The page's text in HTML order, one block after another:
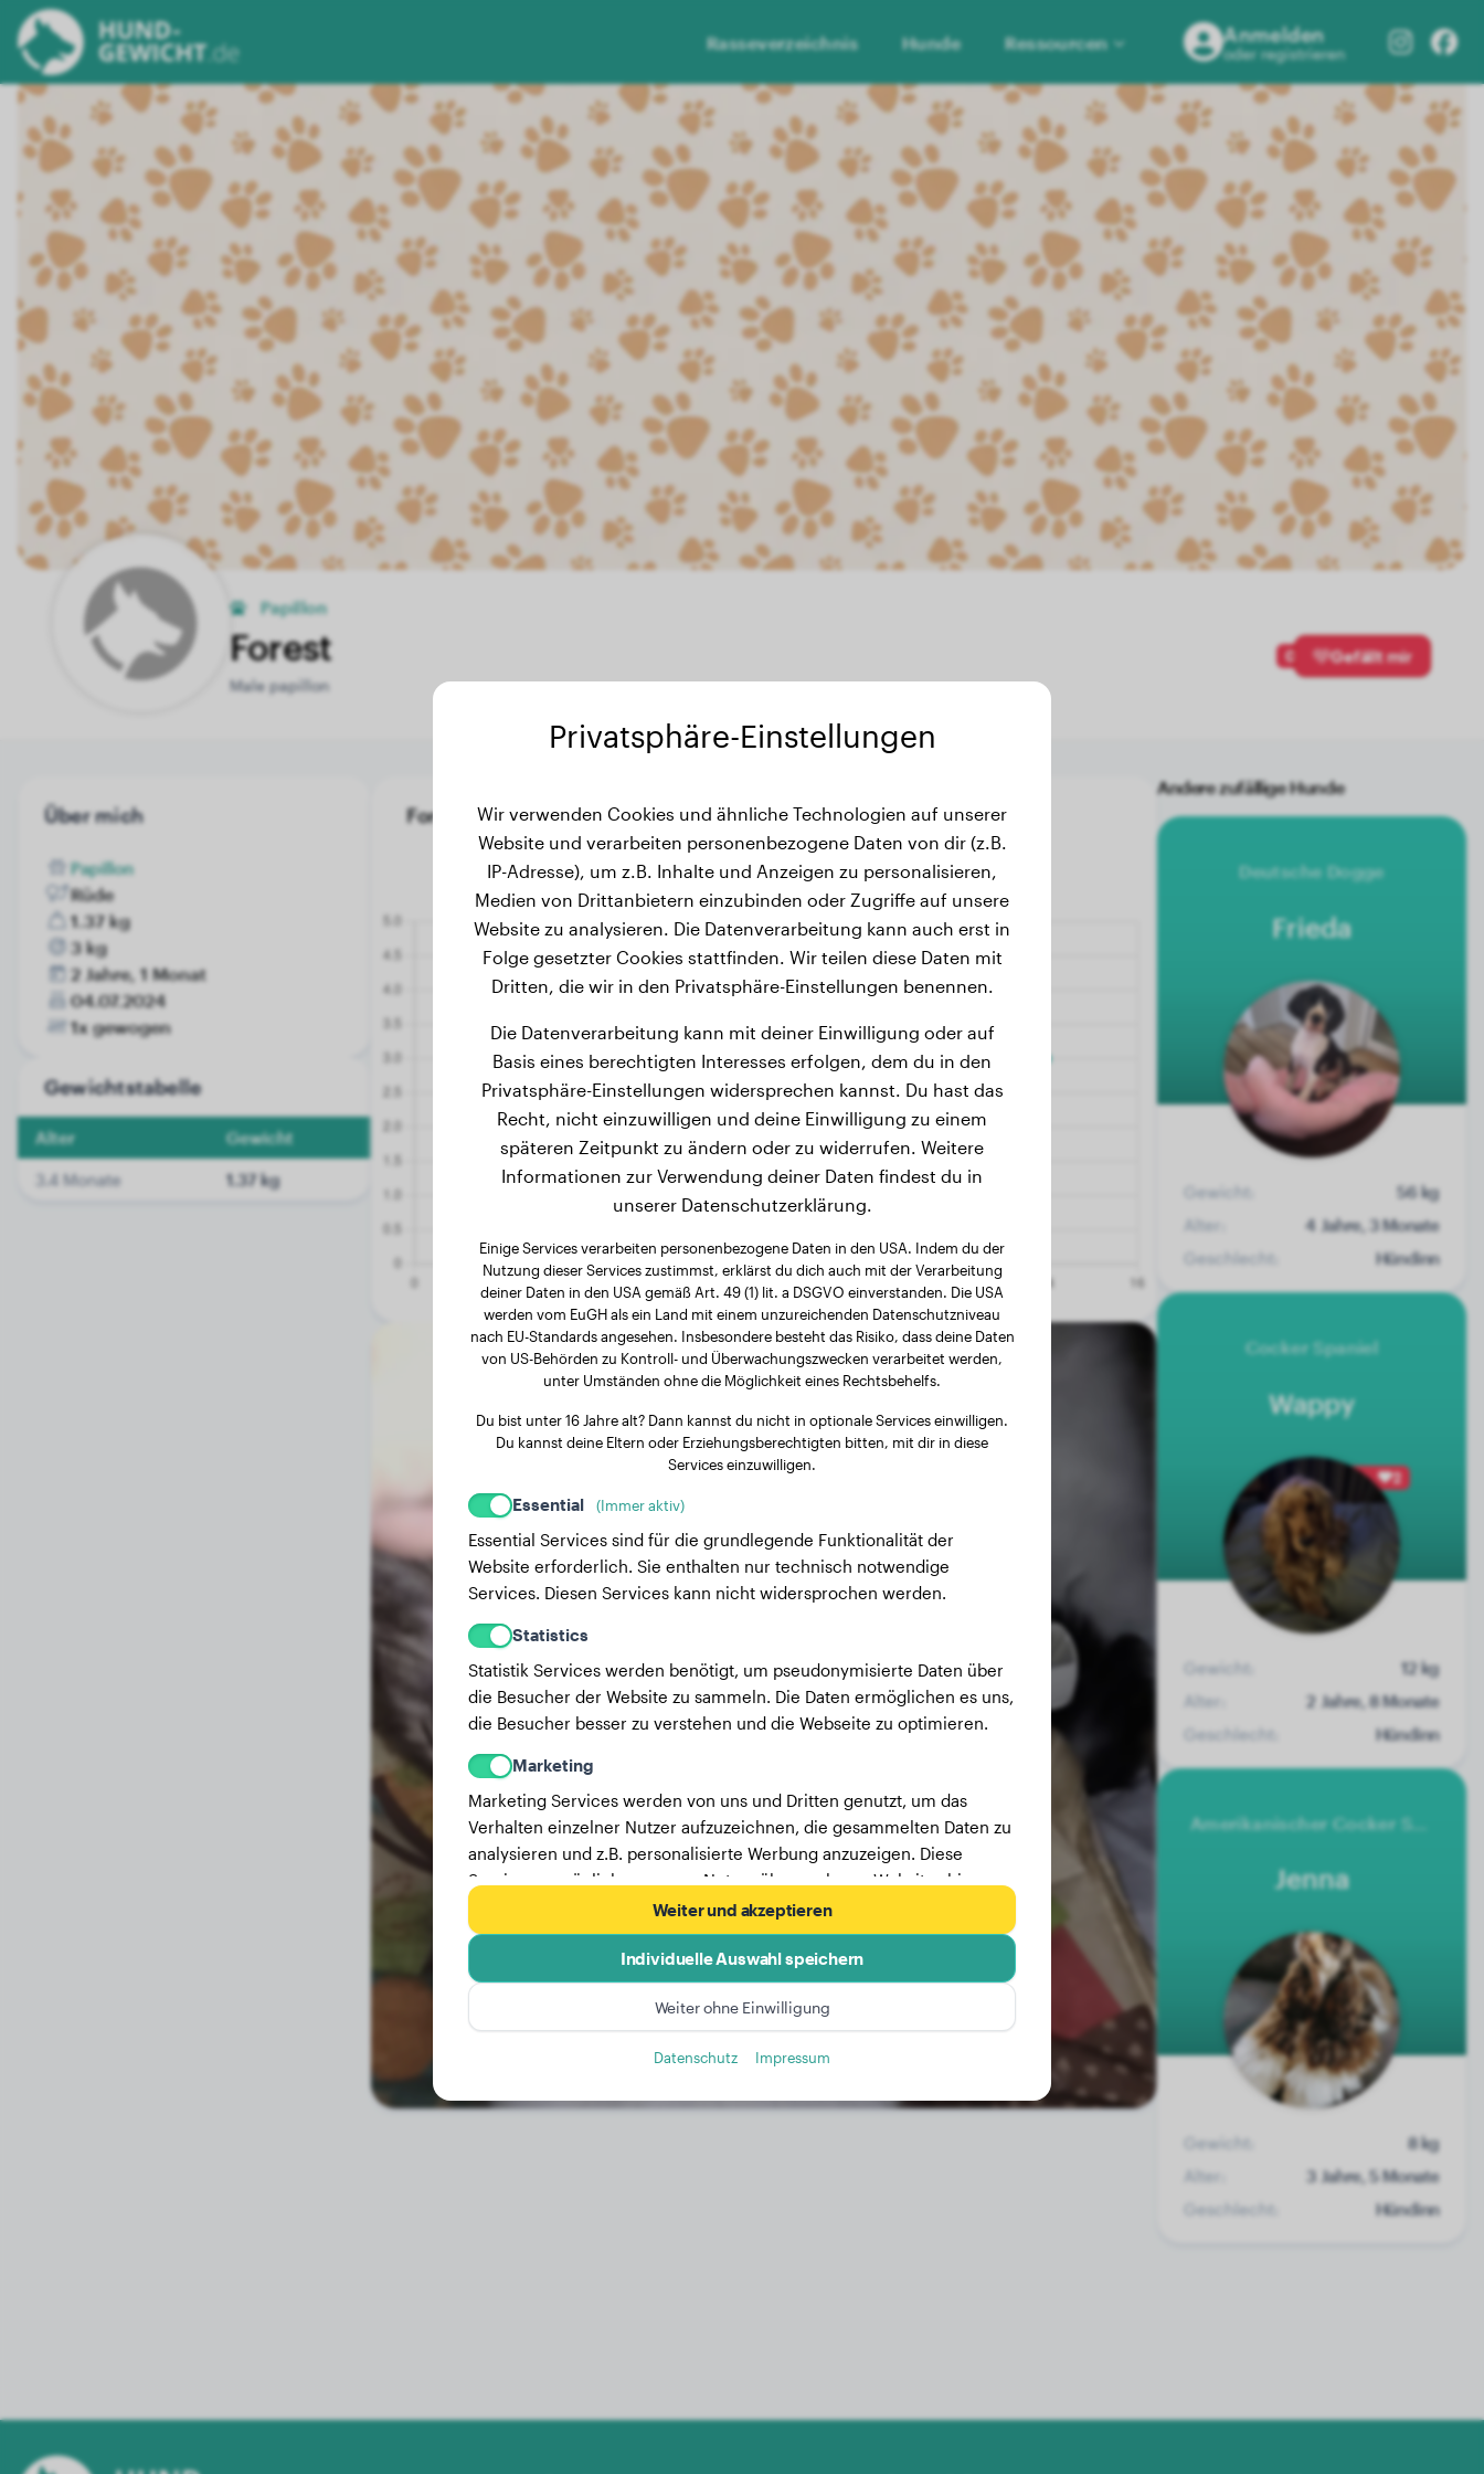
Rasseverzeichnis Hunde Ressourcen Anmelden
oder registrieren
Papillon
Forest
Male papillon
0 Gefällt mir
Über mich
Papillon
Rüde
1.37 kg
3 kg
2 Jahre, 1 Monat
04.07.2024
1x gewogen
Gewichtstabelle
Alter Gewicht
3.4 Monate 1.37 kg
Forest's Gewichtsverlauf
Andere zufällige Hunde
Deutsche Dogge
Frieda
Gewicht:
56 kg
Alter:
4 Jahre, 3 Monate
Geschlecht:
Hündinn
Cocker Spaniel
Wappy
2
Gewicht:
12 kg
Alter:
2 Jahre, 8 Monate
Geschlecht:
Hündinn
Amerikanischer Cocker Spaniel
Jenna
Gewicht:
8 kg
Alter:
3 Jahre, 5 Monate
Geschlecht:
Hündinn
Privatsphäre-Einstellungen
Wir verwenden Cookies und ähnliche Technologien auf unserer
Website und verarbeiten personenbezogene Daten von dir (z.B.
IP-Adresse), um z.B. Inhalte und Anzeigen zu personalisieren,
Medien von Drittanbietern einzubinden oder Zugriffe auf unsere
Website zu analysieren. Die Datenverarbeitung kann auch erst in
Folge gesetzter Cookies stattfinden. Wir teilen diese Daten mit
Dritten, die wir in den Privatsphäre-Einstellungen benennen.
Die Datenverarbeitung kann mit deiner Einwilligung oder auf
Basis eines berechtigten Interesses erfolgen, dem du in den
Privatsphäre-Einstellungen widersprechen kannst. Du hast das
Recht, nicht einzuwilligen und deine Einwilligung zu einem
späteren Zeitpunkt zu ändern oder zu widerrufen. Weitere
Informationen zur Verwendung deiner Daten findest du in
unserer Datenschutzerklärung.
Einige Services verarbeiten personenbezogene Daten in den USA. Indem du der
Nutzung dieser Services zustimmst, erklärst du dich auch mit der Verarbeitung
deiner Daten in den USA gemäß Art. 49 (1) lit. a DSGVO einverstanden. Die USA
werden vom EuGH als ein Land mit einem unzureichenden Datenschutzniveau
nach EU-Standards angesehen. Insbesondere besteht das Risiko, dass deine Daten
von US-Behörden zu Kontroll- und Überwachungszwecken verarbeitet werden,
unter Umständen ohne die Möglichkeit eines Rechtsbehelfs.
Du bist unter 16 Jahre alt? Dann kannst du nicht in optionale Services einwilligen.
Du kannst deine Eltern oder Erziehungsberechtigten bitten, mit dir in diese
Services einzuwilligen.
Essential (Immer aktiv)
Essential Services sind für die grundlegende Funktionalität der
Website erforderlich. Sie enthalten nur technisch notwendige
Services. Diesen Services kann nicht widersprochen werden.
Statistics
Statistik Services werden benötigt, um pseudonymisierte Daten über
die Besucher der Website zu sammeln. Die Daten ermöglichen es uns,
die Besucher besser zu verstehen und die Webseite zu optimieren.
Marketing
Marketing Services werden von uns und Dritten genutzt, um das
Verhalten einzelner Nutzer aufzuzeichnen, die gesammelten Daten zu
analysieren und z.B. personalisierte Werbung anzuzeigen. Diese
Services ermöglichen es uns, Nutzer über mehrere Websites hinweg
Hier findest du eine Liste unserer Werbepartner.
Mehr Informationen in unserer Datenschutzerklärung
Weiter und akzeptieren
Individuelle Auswahl speichern
Weiter ohne Einwilligung
Datenschutz Impressum